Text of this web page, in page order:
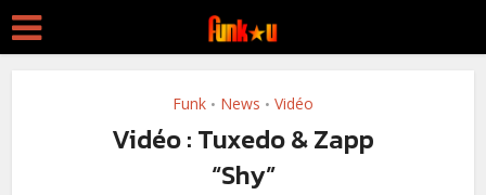
Funk • News • Vidéo
Vidéo : Tuxedo & Zapp
“Shy”